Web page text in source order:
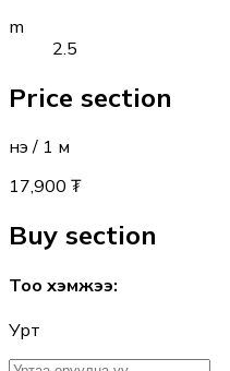
m
2.5
Price section
Үнэ / 1 м
17,900 ₮
Buy section
Тоо хэмжээ:
Урт